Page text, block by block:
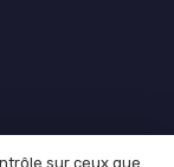
sur ceux que